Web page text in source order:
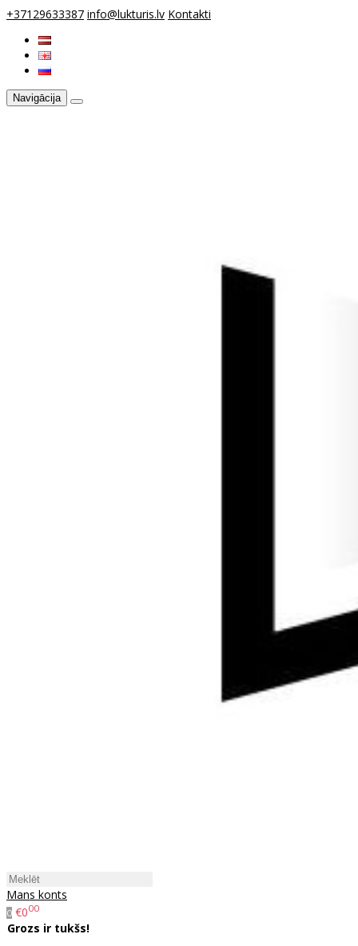
+37129633387 info@lukturis.lv Kontakti
Navigācija
Mans konts
0 €000
Grozs ir tukšs!